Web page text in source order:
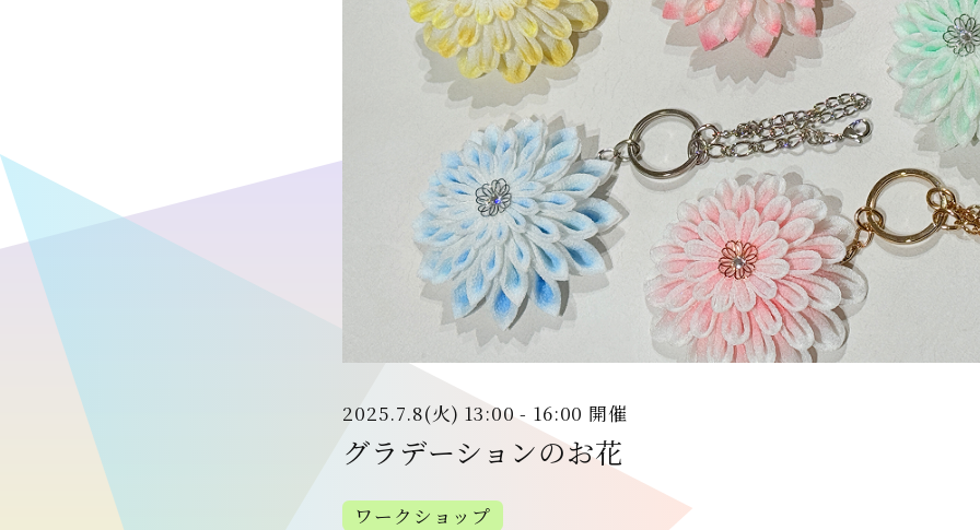
2025.7.8(火) 13:00 - 16:00 開催
グラデーションのお花
ワークショップ